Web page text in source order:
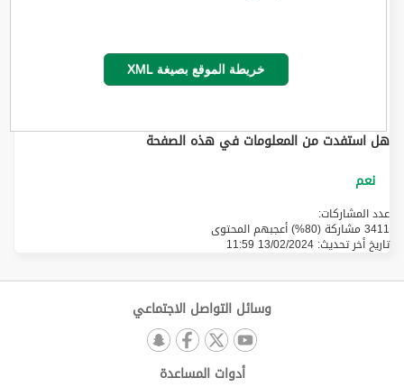
خريطة الموقع بصيغة XML
هل استفدت من المعلومات في هذه الصفحة
عدد المشاركات:
3411 مشاركة (80%) أعجبهم المحتوى
تاريخ أخر تحديث: 13/02/2024 11:59
وسائل التواصل الاجتماعي
أدوات المساعدة